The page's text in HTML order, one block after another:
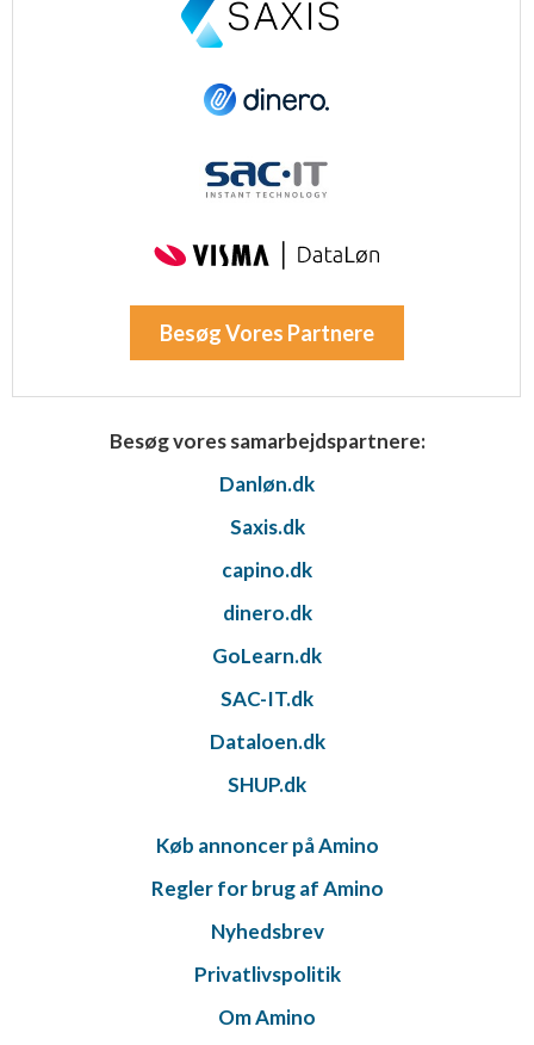
Besøg Vores Partnere
Besøg vores samarbejdspartnere:
Danløn.dk
Saxis.dk
capino.dk
dinero.dk
GoLearn.dk
SAC-IT.dk
Dataloen.dk
SHUP.dk
Køb annoncer på Amino
Regler for brug af Amino
Nyhedsbrev
Privatlivspolitik
Om Amino